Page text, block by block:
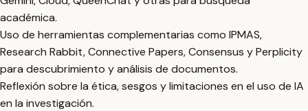
académica.
Uso de herramientas complementarias como IPMAS,
Research Rabbit, Connective Papers, Consensus y Perplicity
para descubrimiento y análisis de documentos.
Reflexión sobre la ética, sesgos y limitaciones en el uso de IA
en la investigación.